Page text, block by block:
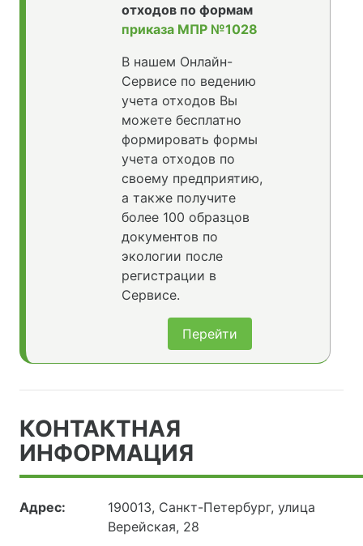
отходов по формам
приказа МПР №1028
В нашем Онлайн-
Сервисе по ведению
учета отходов Вы
можете бесплатно
формировать формы
учета отходов по
своему предприятию,
а также получите
более 100 образцов
документов по
экологии после
регистрации в
Сервисе.
Перейти
КОНТАКТНАЯ
ИНФОРМАЦИЯ
Адрес:
190013, Санкт-Петербург, улица
Верейская, 28